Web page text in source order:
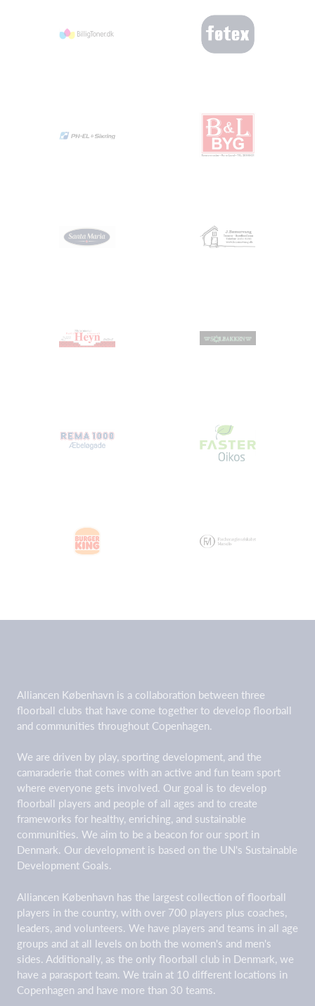
Alliancen København is a collaboration between three
floorball clubs that have come together to develop floorball
and communities throughout Copenhagen.
We are driven by play, sporting development, and the
camaraderie that comes with an active and fun team sport
where everyone gets involved. Our goal is to develop
floorball players and people of all ages and to create
frameworks for healthy, enriching, and sustainable
communities. We aim to be a beacon for our sport in
Denmark. Our development is based on the UN's Sustainable
Development Goals.
Alliancen København has the largest collection of floorball
players in the country, with over 700 players plus coaches,
leaders, and volunteers. We have players and teams in all age
groups and at all levels on both the women's and men's
sides. Additionally, as the only floorball club in Denmark, we
have a parasport team. We train at 10 different locations in
Copenhagen and have more than 30 teams.